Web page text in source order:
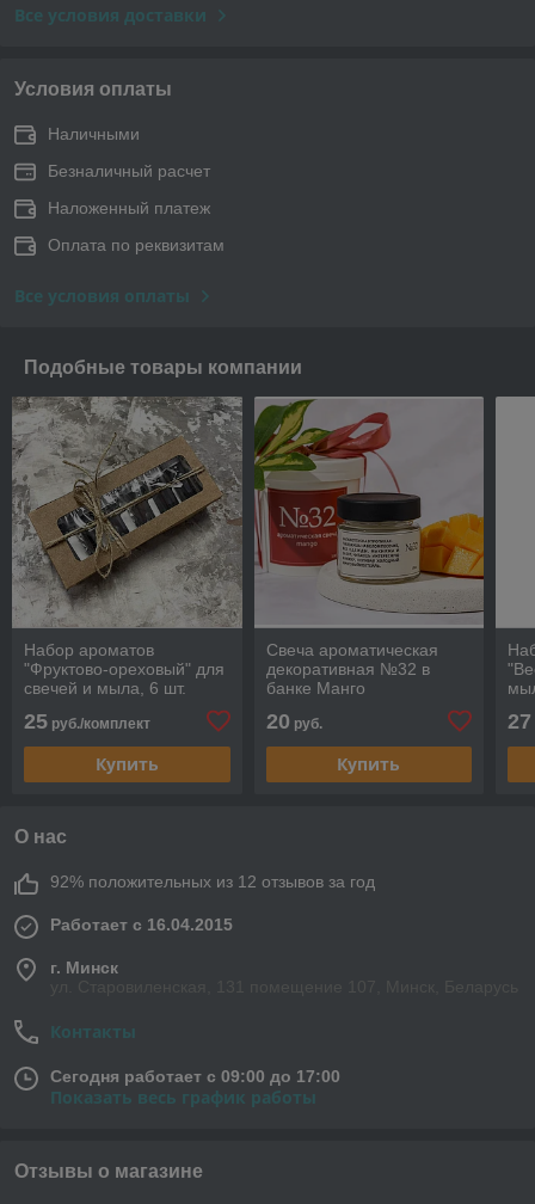
Все условия доставки
Условия оплаты
Наличными
Безналичный расчет
Наложенный платеж
Оплата по реквизитам
Все условия оплаты
Подобные товары компании
Набор ароматов
"Фруктово-ореховый" для
свечей и мыла, 6 шт.
25 руб./комплект
Купить
Свеча ароматическая
декоративная №32 в
банке Манго
20 руб.
Купить
27
О нас
92% положительных из 12 отзывов за год
Работает с 16.04.2015
г. Минск
Контакты
Сегодня работает с 09:00 до 17:00
Показать весь график работы
Отзывы о магазине